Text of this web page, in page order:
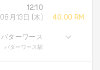
12:10
08月13日 (木)
バターワース
バターワース駅
40.00 RM